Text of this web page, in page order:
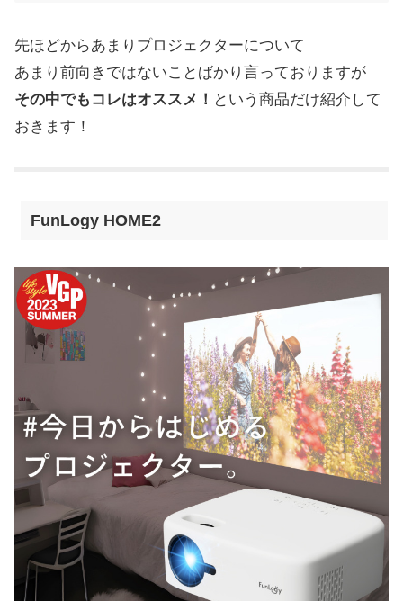
先ほどからあまりプロジェクターについて
あまり前向きではないことばかり言っておりますが
その中でもコレはオススメ！ という商品だけ紹介して
おきます！
FunLogy HOME2